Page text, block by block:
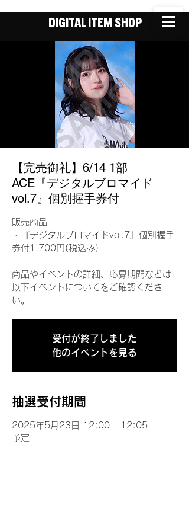
DIGITAL ITEM SHOP
【完売御礼】6/14 1部
ACE『デジタルブロマイド
vol.7』個別握手券付
販売商品
・『デジタルブロマイドvol.7』個別握手
券付1,700円(税込み)
商品やイベントの詳細、応募期間などは
以下イベントについてをご確認くださ
い。
受付が終了しました
他のイベントを見る
抽選受付期間
2025年5月23日 12:00 – 12:05
予定